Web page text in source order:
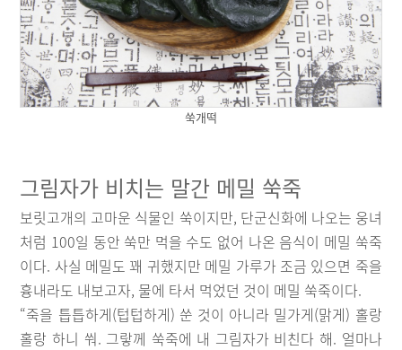
쑥개떡
그림자가 비치는 말간 메밀 쑥죽
보릿고개의 고마운 식물인 쑥이지만, 단군신화에 나오는 웅녀
처럼 100일 동안 쑥만 먹을 수도 없어 나온 음식이 메밀 쑥죽
이다. 사실 메밀도 꽤 귀했지만 메밀 가루가 조금 있으면 죽을
흉내라도 내보고자, 물에 타서 먹었던 것이 메밀 쑥죽이다.
“죽을 틉틉하게(텁텁하게) 쑨 것이 아니라 밀가게(맑게) 홀랑
홀랑 하니 쒀. 그랗께 쑥죽에 내 그림자가 비친다 해. 얼마나